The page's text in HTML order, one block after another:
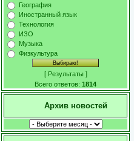
География
Иностранный язык
Технология
ИЗО
Музыка
Физкультура
[ Результаты ]
Всего ответов: 1814
Архив новостей